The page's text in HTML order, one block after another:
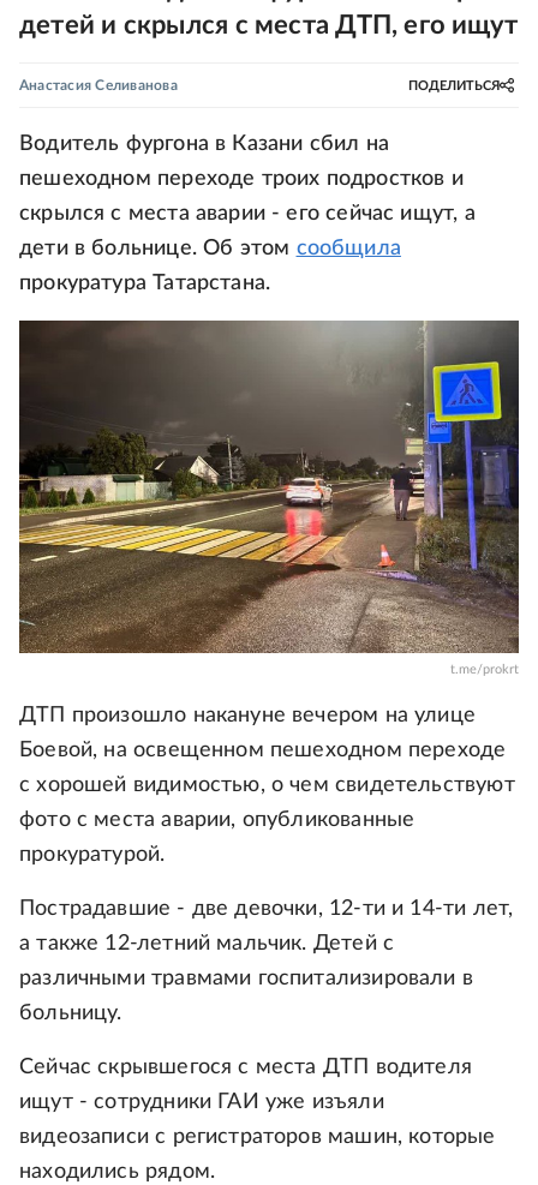
детей и скрылся с места ДТП, его ищут
Анастасия Селиванова ПОДЕЛИТЬСЯ
Водитель фургона в Казани сбил на
пешеходном переходе троих подростков и
скрылся с места аварии - его сейчас ищут, а
дети в больнице. Об этом сообщила
прокуратура Татарстана.
t.me/prokrt
ДТП произошло накануне вечером на улице
Боевой, на освещенном пешеходном переходе
с хорошей видимостью, о чем свидетельствуют
фото с места аварии, опубликованные
прокуратурой.
Пострадавшие - две девочки, 12-ти и 14-ти лет,
а также 12-летний мальчик. Детей с
различными травмами госпитализировали в
больницу.
Сейчас скрывшегося с места ДТП водителя
ищут - сотрудники ГАИ уже изъяли
видеозаписи с регистраторов машин, которые
находились рядом.